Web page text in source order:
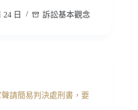
24 日 訴訟基本觀念
請簡易判決處刑書，要